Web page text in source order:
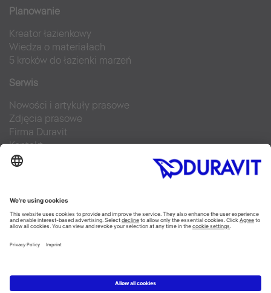
Planowanie
Kreator łazienkowy
Wiedza o materiałach
5 kroków do łazienki marzeń
Serwis
Nowości i artykuły prasowe
Zdjęcia prasowe
Firma Duravit
Kontakt
Najczęściej zadawane pytania
Facebook
Instagram
Pinterest
Blog
Flickr